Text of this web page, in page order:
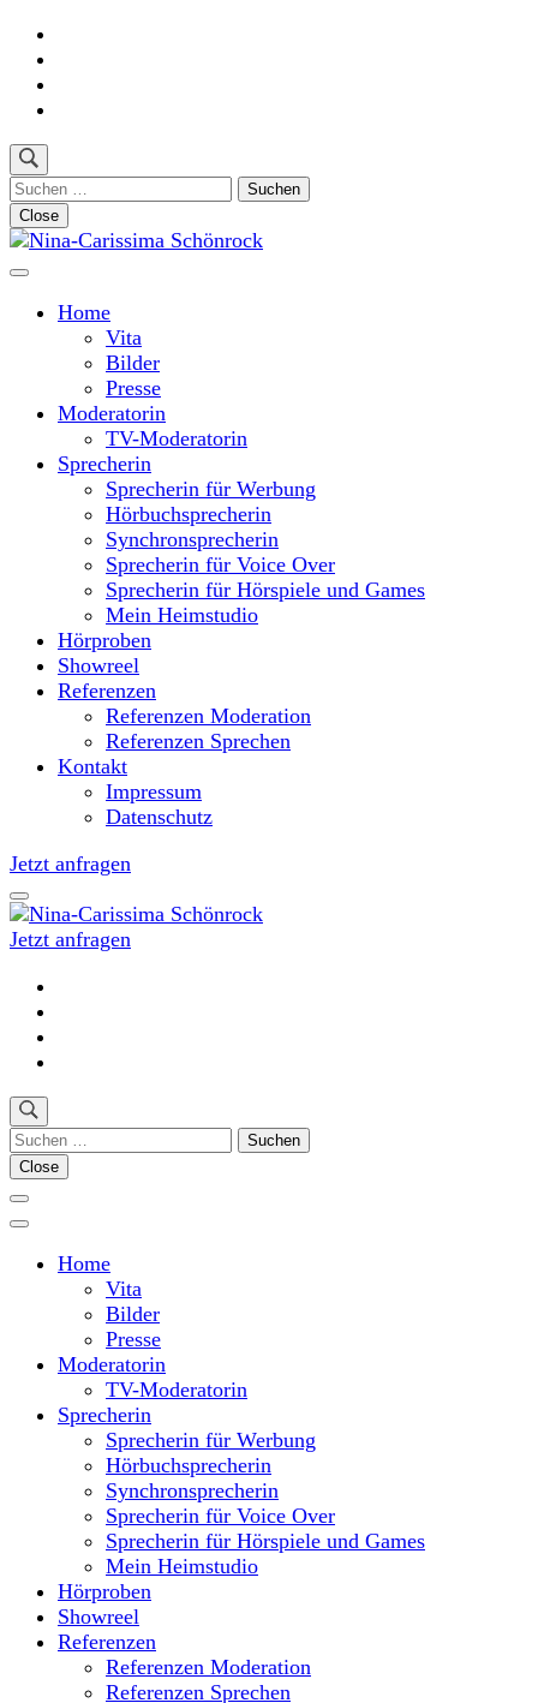
Skip
content
(Press
Suchen
nach:
Close
Nina-Carissima Schönrock
Home
Vita
Bilder
Presse
Moderatorin
TV-Moderatorin
Sprecherin
Sprecherin für Werbung
Hörbuchsprecherin
Synchronsprecherin
Sprecherin für Voice Over
Sprecherin für Hörspiele und Games
Mein Heimstudio
Hörproben
Showreel
Referenzen
Referenzen Moderation
Referenzen Sprechen
Kontakt
Impressum
Datenschutz
Jetzt anfragen
Nina-Carissima Schönrock
Jetzt anfragen
Suchen
nach:
Close
Home
Vita
Bilder
Presse
Moderatorin
TV-Moderatorin
Sprecherin
Sprecherin für Werbung
Hörbuchsprecherin
Synchronsprecherin
Sprecherin für Voice Over
Sprecherin für Hörspiele und Games
Mein Heimstudio
Hörproben
Showreel
Referenzen
Referenzen Moderation
Referenzen Sprechen